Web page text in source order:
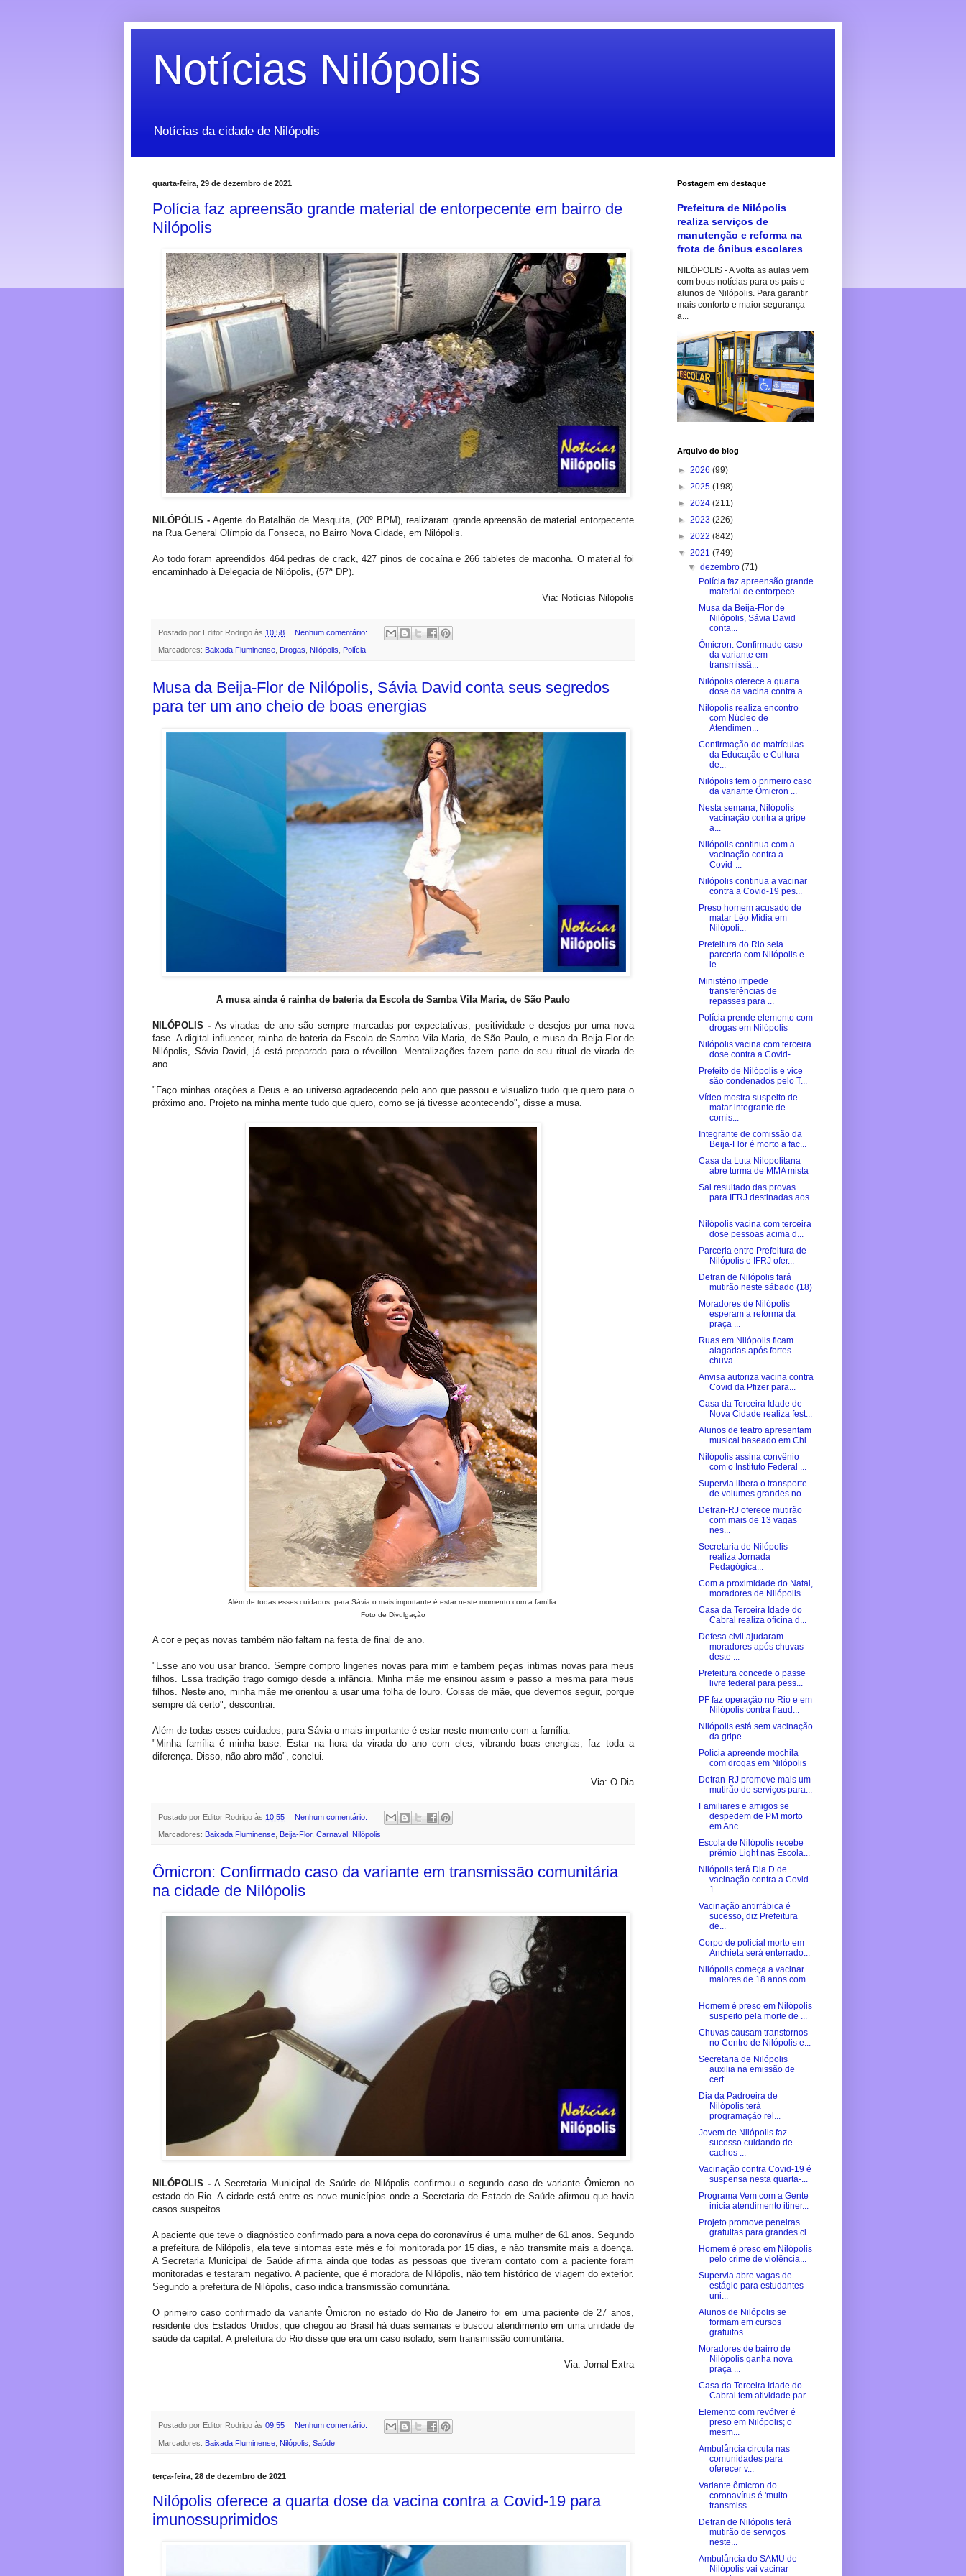
Notícias Nilópolis
Notícias da cidade de Nilópolis
quarta-feira, 29 de dezembro de 2021
Polícia faz apreensão grande material de entorpecente em bairro de
Nilópolis
NILÓPÓLIS -Agente do Batalhão de Mesquita, (20º BPM), realizaram grande apreensão de material entorpecente
na Rua General Olímpio da Fonseca, no Bairro Nova Cidade, em Nilópolis.
Ao todo foram apreendidos 464 pedras de crack, 427 pinos de cocaína e 266 tabletes de maconha. O material foi
encaminhado à Delegacia de Nilópolis, (57ª DP).
Via: Notícias Nilópolis
Postado por Editor Rodrigo às 10:58 Nenhum comentário:
Marcadores: Baixada Fluminense, Drogas, Nilópolis, Polícia
Musa da Beija-Flor de Nilópolis, Sávia David conta seus segredos
para ter um ano cheio de boas energias
A musa ainda é rainha de bateria da Escola de Samba Vila Maria, de São Paulo
NILÓPOLIS - As viradas de ano são sempre marcadas por expectativas, positividade e desejos por uma nova
fase. A digital influencer, rainha de bateria da Escola de Samba Vila Maria, de São Paulo, e musa da Beija-Flor de
Nilópolis, Sávia David, já está preparada para o réveillon. Mentalizações fazem parte do seu ritual de virada de
ano.
"Faço minhas orações a Deus e ao universo agradecendo pelo ano que passou e visualizo tudo que quero para o
próximo ano. Projeto na minha mente tudo que quero, como se já tivesse acontecendo", disse a musa.
Além de todas esses cuidados, para Sávia o mais importante é estar neste momento com a família
Foto de Divulgação
A cor e peças novas também não faltam na festa de final de ano.
"Esse ano vou usar branco. Sempre compro lingeries novas para mim e também peças íntimas novas para meus
filhos. Essa tradição trago comigo desde a infância. Minha mãe me ensinou assim e passo a mesma para meus
filhos. Neste ano, minha mãe me orientou a usar uma folha de louro. Coisas de mãe, que devemos seguir, porque
sempre dá certo", descontrai.
Além de todas esses cuidados, para Sávia o mais importante é estar neste momento com a família.
"Minha família é minha base. Estar na hora da virada do ano com eles, vibrando boas energias, faz toda a
diferença. Disso, não abro mão", conclui.
Via: O Dia
Postado por Editor Rodrigo às 10:55 Nenhum comentário:
Marcadores: Baixada Fluminense Beija-Flor, Carnaval Nilópolis
Ômicron: Confirmado caso da variante em transmissão comunitária
na cidade de Nilópolis
NILÓPOLIS - A Secretaria Municipal de Saúde de Nilópolis confirmou o segundo caso de variante Ômicron no
estado do Rio. A cidade está entre os nove municípios onde a Secretaria de Estado de Saúde afirmou que havia
casos suspeitos.
A paciente que teve o diagnóstico confirmado para a nova cepa do coronavírus é uma mulher de 61 anos. Segundo
a prefeitura de Nilópolis, ela teve sintomas este mês e foi monitorada por 15 dias, e não transmite mais a doença.
A Secretaria Municipal de Saúde afirma ainda que todas as pessoas que tiveram contato com a paciente foram
monitoradas e testaram negativo. A paciente, que é moradora de Nilópolis, não tem histórico de viagem do exterior.
Segundo a prefeitura de Nilópolis, caso indica transmissão comunitária.
O primeiro caso confirmado da variante Ômicron no estado do Rio de Janeiro foi em uma paciente de 27 anos,
residente dos Estados Unidos, que chegou ao Brasil há duas semanas e buscou atendimento em uma unidade de
saúde da capital. A prefeitura do Rio disse que era um caso isolado, sem transmissão comunitária.
Via: Jornal Extra
Postado por Editor Rodrigo às 09:55 Nenhum comentário:
Marcadores: Baixada Fluminense Nilópolis Saúde
terça-feira, 28 de dezembro de 2021
Nilópolis oferece a quarta dose da vacina contra a Covid-19 para
imunossuprimidos
Postagem em destaque
Prefeitura de Nilópolis
realiza serviços de
manutenção e reforma na
frota de ônibus escolares
NILÓPOLIS - A volta as aulas vem
com boas notícias para os pais e
alunos de Nilópolis. Para garantir
mais conforto e maior segurança
a...
Arquivo do blog
► 2026 (99)
► 2025 (198)
► 2024 (211)
► 2023 (226)
► 2022 (842)
▼ 2021 (749)
▼dezembro(71)
Polícia faz apreensão grande
material de entorpece...
Musa da Beija-Flor de
Nilópolis, Sávia David
conta...
Ômicron: Confirmado caso
da variante em
transmissã...
Nilópolis oferece a quarta
dose da vacina contra a...
Nilópolis realiza encontro
com Núcleo de
Atendimen...
Confirmação de matrículas
da Educação e Cultura
de...
Nilópolis tem o primeiro caso
da variante Ômicron ...
Nesta semana, Nilópolis
vacinação contra a gripe
a...
Nilópolis continua com a
vacinação contra a
Covid-...
Nilópolis continua a vacinar
contra a Covid-19 pes...
Preso homem acusado de
matar Léo Mídia em
Nilópoli...
Prefeitura do Rio sela
parceria com Nilópolis e
le...
Ministério impede
transferências de
repasses para ...
Polícia prende elemento com
drogas em Nilópolis
Nilópolis vacina com terceira
dose contra a Covid-...
Prefeito de Nilópolis e vice
são condenados pelo T...
Vídeo mostra suspeito de
matar integrante de
comis...
Integrante de comissão da
Beija-Flor é morto a fac...
Casa da Luta Nilopolitana
abre turma de MMA mista
Sai resultado das provas
para IFRJ destinadas aos
...
Nilópolis vacina com terceira
dose pessoas acima d...
Parceria entre Prefeitura de
Nilópolis e IFRJ ofer...
Detran de Nilópolis fará
mutirão neste sábado (18)
Moradores de Nilópolis
esperam a reforma da
praça ...
Ruas em Nilópolis ficam
alagadas após fortes
chuva...
Anvisa autoriza vacina contra
Covid da Pfizer para...
Casa da Terceira Idade de
Nova Cidade realiza fest...
Alunos de teatro apresentam
musical baseado em Chi...
Nilópolis assina convênio
com o Instituto Federal ...
Supervia libera o transporte
de volumes grandes no...
Detran-RJ oferece mutirão
com mais de 13 vagas
nes...
Secretaria de Nilópolis
realiza Jornada
Pedagógica...
Com a proximidade do Natal,
moradores de Nilópolis...
Casa da Terceira Idade do
Cabral realiza oficina d...
Defesa civil ajudaram
moradores após chuvas
deste ...
Prefeitura concede o passe
livre federal para pess...
PF faz operação no Rio e em
Nilópolis contra fraud...
Nilópolis está sem vacinação
da gripe
Polícia apreende mochila
com drogas em Nilópolis
Detran-RJ promove mais um
mutirão de serviços para...
Familiares e amigos se
despedem de PM morto
em Anc...
Escola de Nilópolis recebe
prêmio Light nas Escola...
Nilópolis terá Dia D de
vacinação contra a Covid-
1...
Vacinação antirrábica é
sucesso, diz Prefeitura
de...
Corpo de policial morto em
Anchieta será enterrado...
Nilópolis começa a vacinar
maiores de 18 anos com
...
Homem é preso em Nilópolis
suspeito pela morte de ...
Chuvas causam transtornos
no Centro de Nilópolis e...
Secretaria de Nilópolis
auxilia na emissão de
cert...
Dia da Padroeira de
Nilópolis terá
programação rel...
Jovem de Nilópolis faz
sucesso cuidando de
cachos ...
Vacinação contra Covid-19 é
suspensa nesta quarta-...
Programa Vem com a Gente
inicia atendimento itiner...
Projeto promove peneiras
gratuitas para grandes cl...
Homem é preso em Nilópolis
pelo crime de violência...
Supervia abre vagas de
estágio para estudantes
uni...
Alunos de Nilópolis se
formam em cursos
gratuitos ...
Moradores de bairro de
Nilópolis ganha nova
praça ...
Casa da Terceira Idade do
Cabral tem atividade par...
Elemento com revólver é
preso em Nilópolis; o
mesm...
Ambulância circula nas
comunidades para
oferecer v...
Variante ômicron do
coronavírus é 'muito
transmiss...
Detran de Nilópolis terá
mutirão de serviços
neste...
Ambulância do SAMU de
Nilópolis vai vacinar